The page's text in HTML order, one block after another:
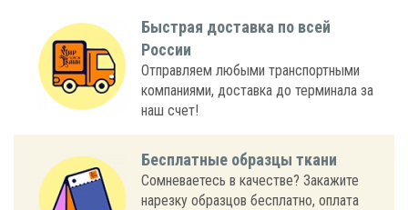
Быстрая доставка по всей
России
Отправляем любыми транспортными
компаниями, доставка до терминала за
наш счет!
Бесплатные образцы ткани
Сомневаетесь в качестве? Закажите
нарезку образцов бесплатно, оплата